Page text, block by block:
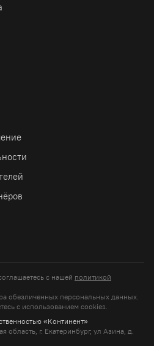
с нашей политикой
обезличенных персональных данных.
c использованием cookies.
«Континент»
область, г. Екатеринбург, ул Азина, д.